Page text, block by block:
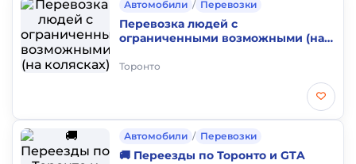
Автомобили / Перевозки
Перевозка людей с
ограниченными возможными (на
Торонто
Автомобили / Перевозки
🚚 Переезды по Торонто и GTA